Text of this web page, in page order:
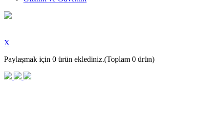
X
Paylaşmak için 0 ürün eklediniz.(Toplam 0 ürün)